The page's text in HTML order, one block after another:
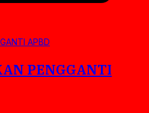
PENGGANTI